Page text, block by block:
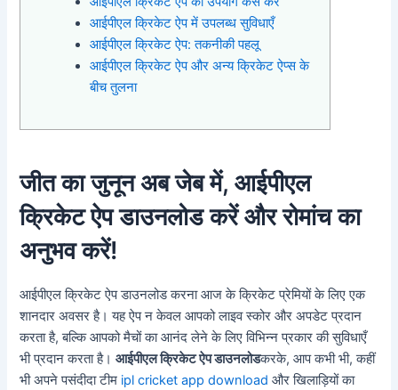
आईपीएल क्रिकेट ऐप में उपलब्ध सुविधाएँ
आईपीएल क्रिकेट ऐप: तकनीकी पहलू
आईपीएल क्रिकेट ऐप और अन्य क्रिकेट ऐप्स के
बीच तुलना
जीत का जुनून अब जेब में, आईपीएल
क्रिकेट ऐप डाउनलोड करें और रोमांच का
अनुभव करें!
आईपीएल क्रिकेट ऐप डाउनलोड करना आज के क्रिकेट प्रेमियों के लिए एक
शानदार अवसर है। यह ऐप न केवल आपको लाइव स्कोर और अपडेट प्रदान
करता है, बल्कि आपको मैचों का आनंद लेने के लिए विभिन्न प्रकार की सुविधाएँ
भी प्रदान करता है।आईपीएल क्रिकेट ऐप डाउनलोडकरके, आप कभी भी, कहीं
भी अपने पसंदीदा टीम ipl cricket app download और खिलाड़ियों का